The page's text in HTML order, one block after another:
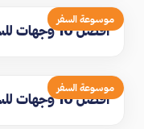
موسوعة السفر
افضل 10 وجهات للسفر في شهر يوليو
موسوعة السفر
افضل 10 وجهات للسفر خلال شهر مايو